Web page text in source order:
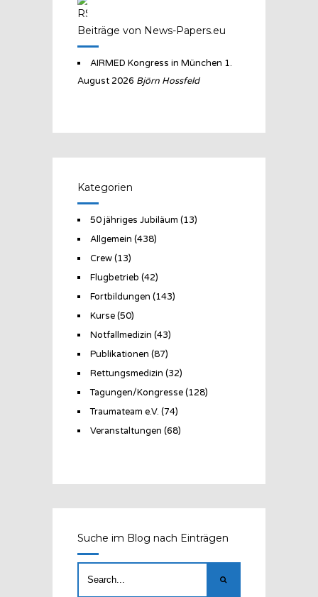
Beiträge von News-Papers.eu
AIRMED Kongress in München 1.
August 2026 Björn Hossfeld
Kategorien
50 jähriges Jubiläum (13)
Allgemein (438)
Crew(13)
Flugbetrieb (42)
Fortbildungen (143)
Kurse(50)
Notfallmedizin (43)
Publikationen (87)
Rettungsmedizin (32)
Tagungen/Kongresse(128)
Traumateam e.V. (74)
Veranstaltungen (68)
Suche im Blog nach Einträgen